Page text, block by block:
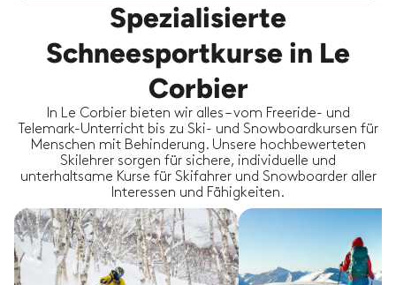
Spezialisierte
Schneesportkurse in Le
Corbier
In Le Corbier bieten wir alles – vom Freeride- und
Telemark-Unterricht bis zu Ski- und Snowboardkursen für
Menschen mit Behinderung. Unsere hochbewerteten
Skilehrer sorgen für sichere, individuelle und
unterhaltsame Kurse für Skifahrer und Snowboarder aller
Interessen und Fähigkeiten.